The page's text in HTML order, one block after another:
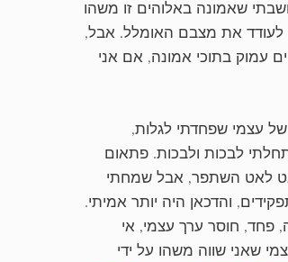
שאמונה באלוהים זו משהו
לעודד את מצבם האומלל. אבל,
עמוק בתוכי אמונה, אם אני
עצמי שפחדתי לגלות,
לבכות ולבכות. פתאום
לאט השתפר, אבל שמחתי
והדכאן היה יותר אמיתי.
פחד, חוסר ערך עצמי, אי
שאני שווה משהו על ידי